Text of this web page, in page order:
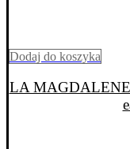
Dodaj do koszyka
LA MAGDALENE